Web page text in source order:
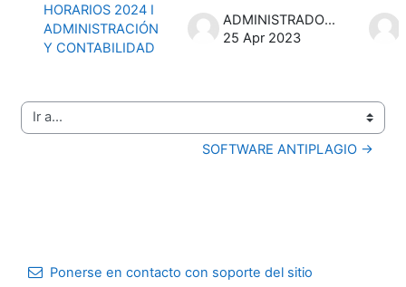
HORARIOS 2024 I
ADMINISTRACIÓN
Y CONTABILIDAD
ADMINISTRADOR IMPERIAL
25 Apr 2023
Ir a...
SOFTWARE ANTIPLAGIO →
Ponerse en contacto con soporte del sitio